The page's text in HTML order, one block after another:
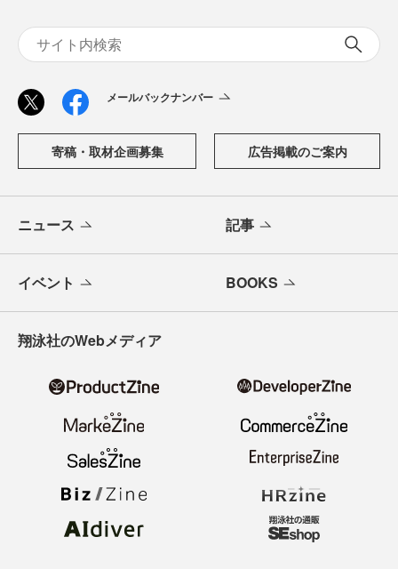
メールバックナンバー
寄稿・取材企画募集 広告掲載のご案内
ニュース 記事
イベント BOOKS
翔泳社のWebメディア